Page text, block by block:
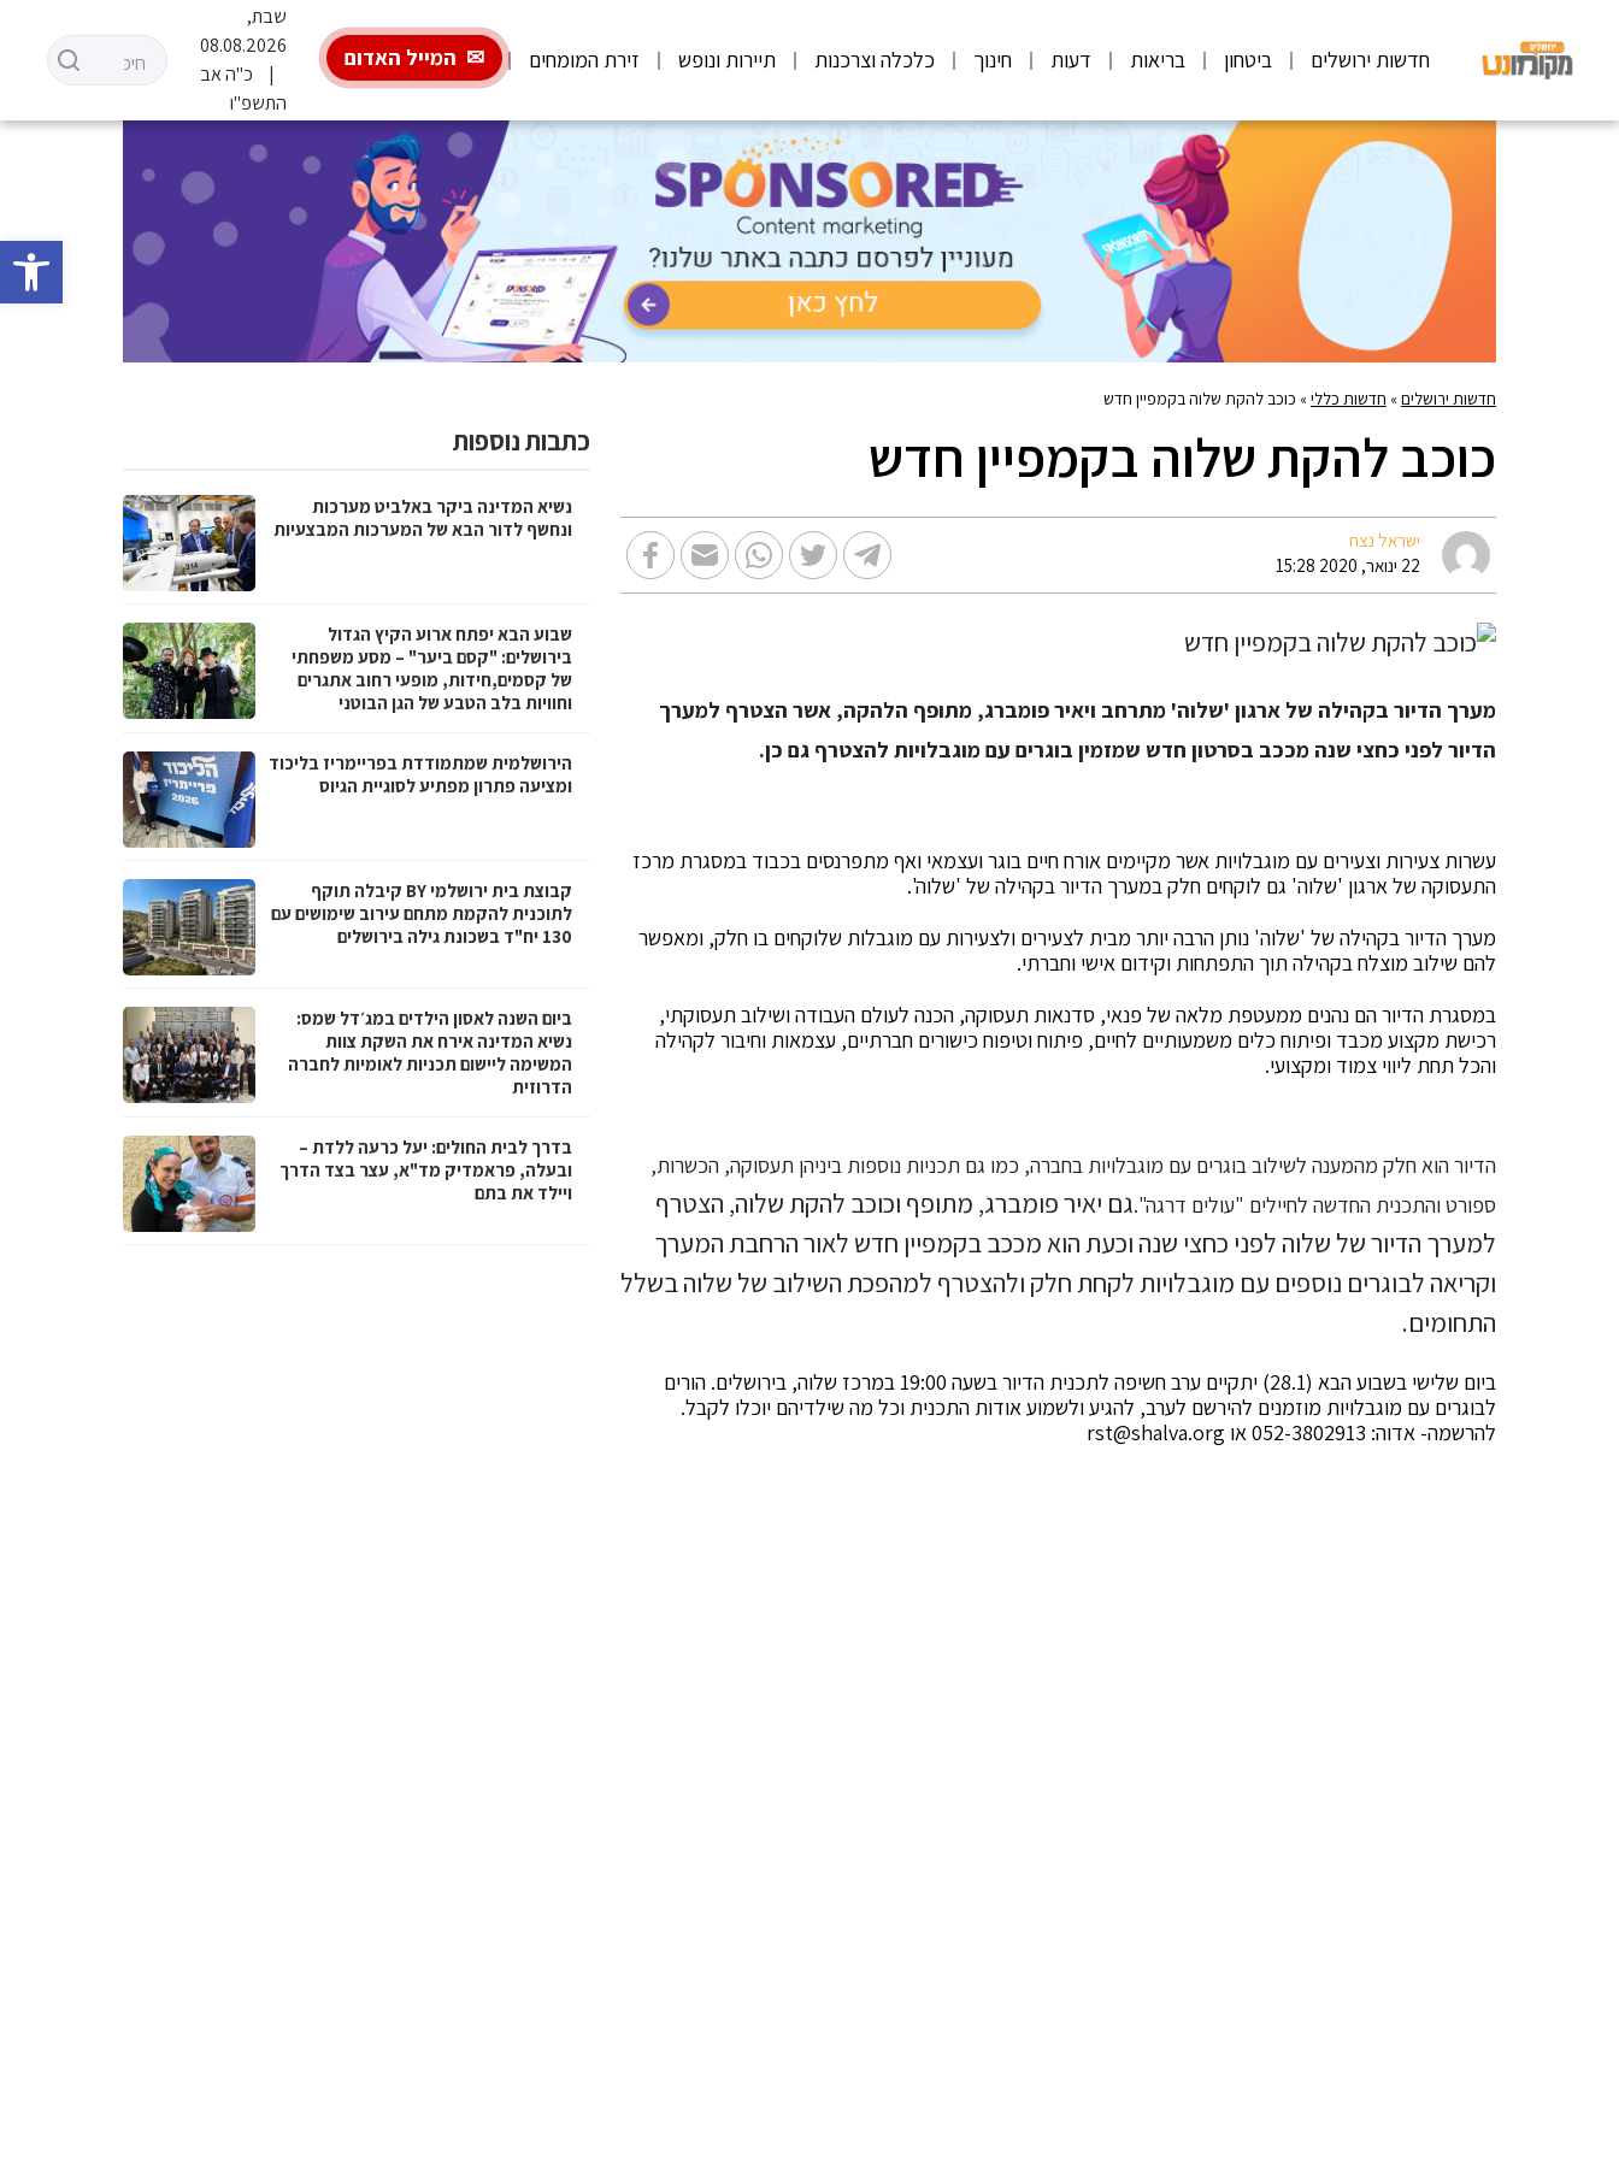
פתח
חדשות ירושלים ביטחון בריאות דעות חינוך כלכלה וצרכנות תיירות ונופש זירת המומחים המייל האדום
שבת,
08.08.2026
כ"ה אב
התשפ"ו
חדשות ירושלים» חדשות כללי» כוכב להקת שלוה בקמפיין חדש
כוכב להקת שלוה בקמפיין חדש
ישראל נצח
22 ינואר, 2020 15:28
מערך הדיור בקהילה של ארגון 'שלוה' מתרחב ויאיר פומברג, מתופף הלהקה, אשר הצטרף למערך
הדיור לפני כחצי שנה מככב בסרטון חדש שמזמין בוגרים עם מוגבלויות להצטרף גם כן.
עשרות צעירות וצעירים עם מוגבלויות אשר מקיימים אורח חיים בוגר ועצמאי ואף מתפרנסים בכבוד במסגרת מרכז
התעסוקה של ארגון 'שלוה' גם לוקחים חלק במערך הדיור בקהילה של 'שלוה'.
מערך הדיור בקהילה של 'שלוה' נותן הרבה יותר מבית לצעירים ולצעירות עם מוגבלות שלוקחים בו חלק, ומאפשר
להם שילוב מוצלח בקהילה תוך התפתחות וקידום אישי וחברתי.
במסגרת הדיור הם נהנים ממעטפת מלאה של פנאי, סדנאות תעסוקה, הכנה לעולם העבודה ושילוב תעסוקתי,
רכישת מקצוע מכבד ופיתוח כלים משמעותיים לחיים, פיתוח וטיפוח כישורים חברתיים, עצמאות וחיבור לקהילה
והכל תחת ליווי צמוד ומקצועי.
הדיור הוא חלק מהמענה לשילוב בוגרים עם מוגבלויות בחברה, כמו גם תכניות נוספות ביניהן תעסוקה, הכשרות,
ספורט והתכנית החדשה לחיילים "עולים דרגה".גם יאיר פומברג, מתופף וכוכב להקת שלוה, הצטרף
למערך הדיור של שלוה לפני כחצי שנה וכעת הוא מככב בקמפיין חדש לאור הרחבת המערך
וקריאה לבוגרים נוספים עם מוגבלויות לקחת חלק ולהצטרף למהפכת השילוב של שלוה בשלל
התחומים.
ביום שלישי בשבוע הבא (28.1) יתקיים ערב חשיפה לתכנית הדיור בשעה 19:00 במרכז שלוה, בירושלים. הורים
לבוגרים עם מוגבלויות מוזמנים להירשם לערב, להגיע ולשמוע אודות התכנית וכל מה שילדיהם יוכלו לקבל.
להרשמה- אדוה: 052-3802913 או
rst@shalva.org
כתבות נוספות
נשיא המדינה ביקר באלביט מערכות
ונחשף לדור הבא של המערכות המבצעיות
שבוע הבא יפתח ארוע הקיץ הגדול
בירושלים: "קסם ביער" – מסע משפחתי
של קסמים,חידות, מופעי רחוב אתגרים
וחוויות בלב הטבע של הגן הבוטני
הירושלמית שמתמודדת בפריימריז בליכוד
ומציעה פתרון מפתיע לסוגיית הגיוס
קבוצת בית ירושלמי BY קיבלה תוקף
לתוכנית להקמת מתחם עירוב שימושים עם
130 יח"ד בשכונת גילה בירושלים
ביום השנה לאסון הילדים במג׳דל שמס:
נשיא המדינה אירח את השקת צוות
המשימה ליישום תכניות לאומיות לחברה
הדרוזית
בדרך לבית החולים: יעל כרעה ללדת –
ובעלה, פראמדיק מד"א, עצר בצד הדרך
ויילד את בתם